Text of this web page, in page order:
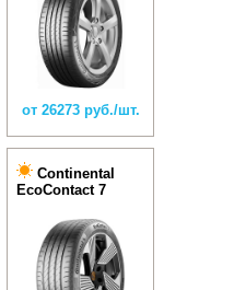
от 26273 руб./шт.
Continental
EcoContact 7